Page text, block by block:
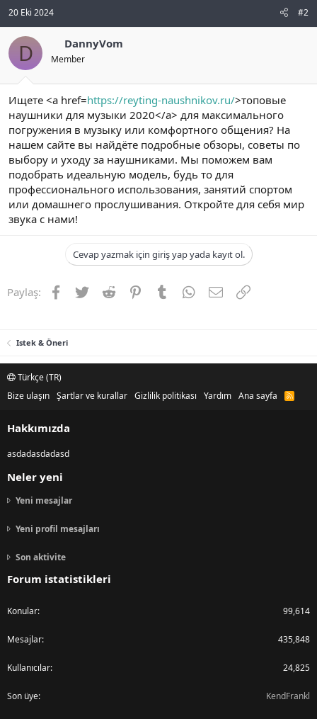
20 Eki 2024 #2
D DannyVom
Member
Ищете <a href=https://reyting-naushnikov.ru/>топовые
наушники для музыки 2020</a> для максимального
погружения в музыку или комфортного общения? На
нашем сайте вы найдёте подробные обзоры, советы по
выбору и уходу за наушниками. Мы поможем вам
подобрать идеальную модель, будь то для
профессионального использования, занятий спортом
или домашнего прослушивания. Откройте для себя мир
звука с нами!
Cevap yazmak için giriş yap yada kayıt ol.
Paylaş: Facebook
TwitterReddit PinterestTumblrWhatsApp
E-postaLink
Istek & Öneri
Türkçe (TR)
Bize ulaşın Şartlar ve kurallar Gizlilik politikası Yardım Ana sayfa
R
Hakkımızda
asdadasdadasd
Neler yeni
Yeni mesajlar
Yeni profil mesajları
Son aktivite
Forum istatistikleri
Konular 99,614
Mesajlar 435,848
Kullanıcılar 24,825
Son üye KendFrankl